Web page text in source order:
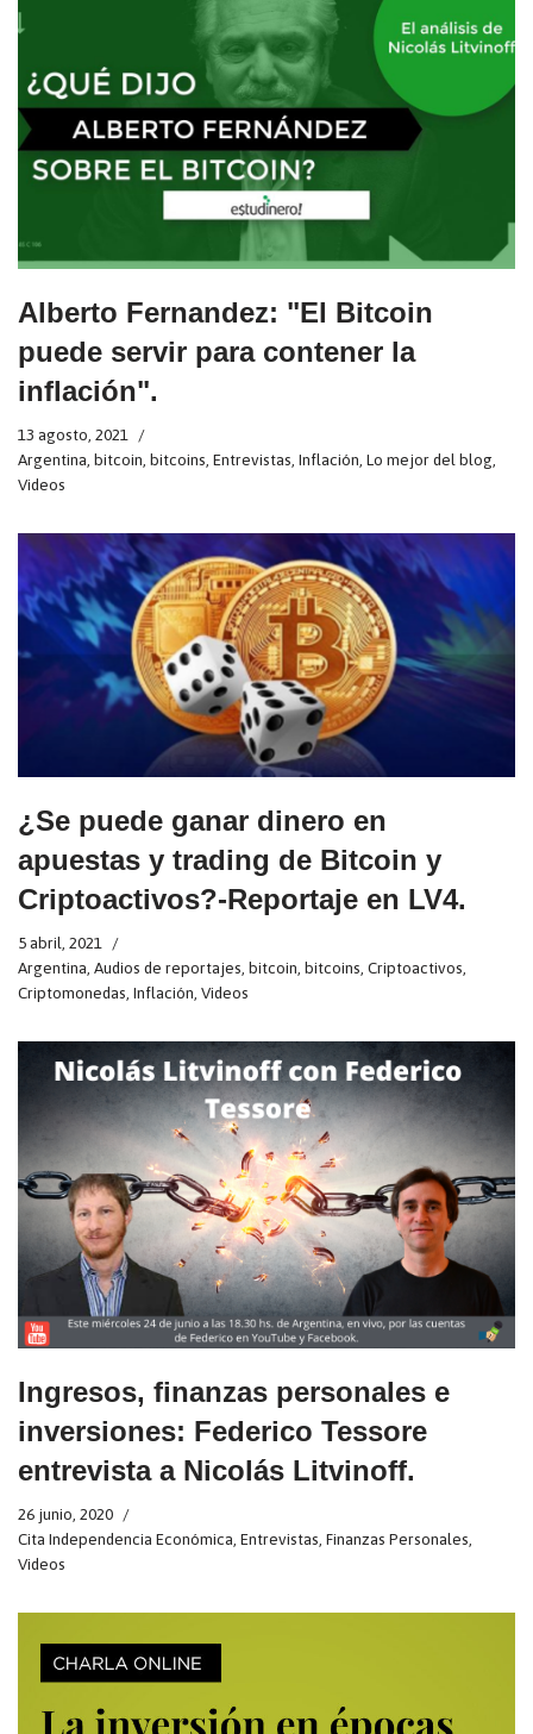
Alberto Fernandez: "El Bitcoin
puede servir para contener la
inflación".
13 agosto, 2021
Argentina bitcoin bitcoins Entrevistas Inflación Lo mejor del blog
Videos
¿Se puede ganar dinero en
apuestas y trading de Bitcoin y
Criptoactivos?-Reportaje en LV4.
5 abril, 2021
Argentina, Audios de reportajes, bitcoin, bitcoins, Criptoactivos,
Criptomonedas, Inflación, Videos
Ingresos, finanzas personales e
inversiones: Federico Tessore
entrevista a Nicolás Litvinoff.
26 junio, 2020
Cita Independencia Económica Entrevistas Finanzas Personales
Videos